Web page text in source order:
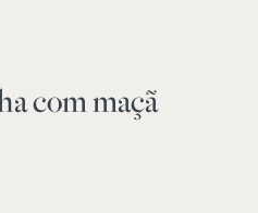
com maçã